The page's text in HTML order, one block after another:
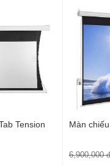
Tension
Màn
6,900,000 đ